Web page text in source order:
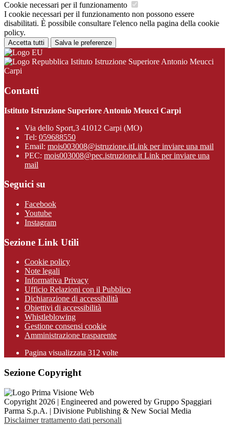
Cookie necessari per il funzionamento
I cookie necessari per il funzionamento non possono essere
disabilitati. È possibile consultare l'elenco nella pagina della cookie
policy.
Accetta tutti Salva le preferenze
Istituto Istruzione Superiore Antonio Meucci
Carpi
Contatti
Istituto Istruzione Superiore Antonio Meucci Carpi
Via dello Sport,3 41012 Carpi (MO)
Tel: 059688550
Email: mois003008@istruzione.itLink per inviare una mail
PEC: mois003008@pec.istruzione.it Link per inviare una
mail
Seguici su
Facebook
Youtube
Instagram
Sezione Link Utili
Cookie policy
Note legali
Informativa Privacy
Ufficio Relazioni con il Pubblico
Dichiarazione di accessibilità
Obiettivi di accessibilità
Whistleblowing
Gestione consensi cookie
Amministrazione trasparente
Pagina visualizzata 312 volte
Sezione Copyright
Copyright 2026 | Engineered and powered by Gruppo Spaggiari
Parma S.p.A. | Divisione Publishing & New Social Media
Disclaimer trattamento dati personali